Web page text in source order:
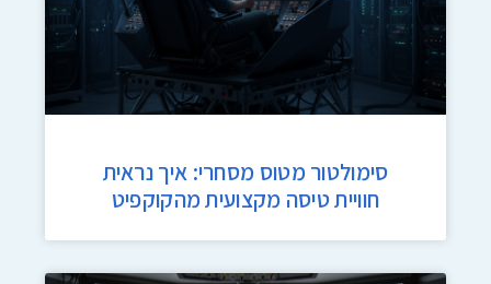
סימולטור מטוס מסחרי: איך נראית
חוויית טיסה מקצועית מהקוקפיט